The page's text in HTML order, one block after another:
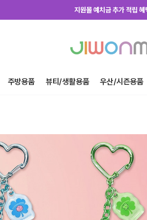
지원몰 위탁배송을
지금 가입하고 첫구매 혜
주방용품 뷰티/생활용품 우산/시즌용품